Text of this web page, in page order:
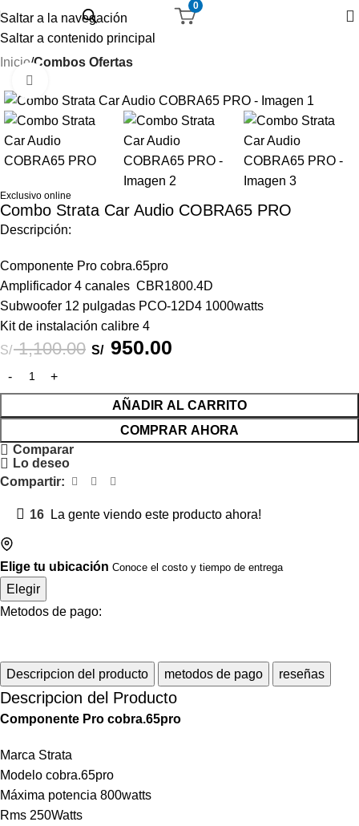
Saltar a la navegación
Saltar a contenido principal
0
Inicio Combos Ofertas
Exclusivo online
Combo Strata Car Audio COBRA65 PRO
Descripción:
Componente Pro cobra.65pro
Amplificador 4 canales CBR1800.4D
Subwoofer 12 pulgadas PCO-12D4 1000watts
Kit de instalación calibre 4
S/1,100.00 S/ 950.00
AÑADIR AL CARRITO
COMPRAR AHORA
Comparar
Lo deseo
Compartir:
16 La gente viendo este producto ahora!
Elige tu ubicación Conoce el costo y tiempo de entrega
Elegir
Metodos de pago:
Descripcion del producto metodos de pago reseñas
Descripcion del Producto
Componente Pro cobra.65pro
Marca Strata
Modelo cobra.65pro
Máxima potencia 800watts
Rms 250Watts